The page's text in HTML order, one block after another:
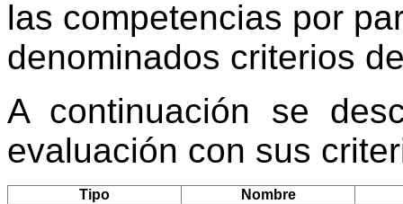
las competencias por
denominados criterios
A continuación se
evaluación con sus
Tipo Nombre